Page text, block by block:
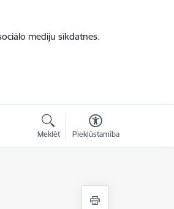
mediju sīkdatnes.
Meklēt Piekļūstamība